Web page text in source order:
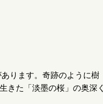
ります。奇跡のように樹
きた「淡墨の桜」の奥深